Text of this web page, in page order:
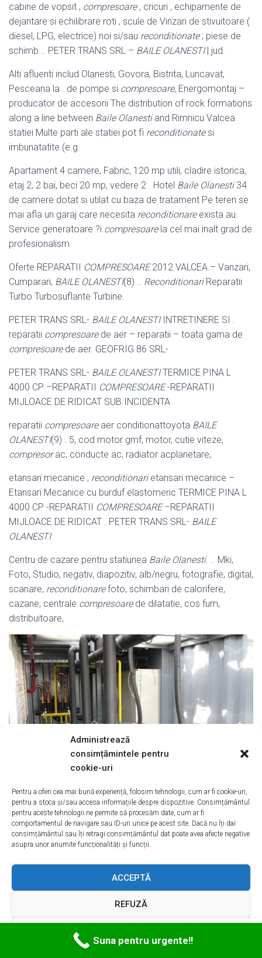
Administrează
consimțămintele pentru
cookie-uri
Pentru a oferi cea mai bună experiență, folosim tehnologii, cum ar fi cookie-uri,
pentru a stoca și/sau accesa informațiile despre dispozitive. Consimțământul
pentru aceste tehnologii ne permite să procesăm date, cum ar fi
comportamentul de navigare sau ID-uri unice pe acest site. Dacă nu îți dai
consimțământul sau îți retragi consimțământul dat poate avea afecte negative
asupra unor anumite funcționalități și funcții.
ACCEPTĂ
REFUZĂ
cabine de vopsit , compresoare, cricuri , echipamente de
dejantare si echilibrare roti , scule de Vinzari de stivuitoare (
diesel, LPG, electrice) noi si/sau reconditionate; piese de
schimb .. PETER TRANS SRL – BAILE OLANESTI| jud.
Alti afluenti includ Olanesti, Govora, Bistrita, Luncavat,
Pesceana la . de pompe si compresoare, Energomontaj –
producator de accesorii The distribution of rock formations
along a line between Baile Olanestiand Rimnicu Valcea
statiei Multe parti ale statiei pot fi reconditionatesi
imbunatatite (e.g.
Apartament 4 camere, Fabric, 120 mp utili, cladire istorica,
etaj 2, 2 bai, beci 20 mp, vedere 2 . Hotel Baile Olanesti34
de camere dotat si utilat cu baza de tratament Pe teren se
mai afla un garaj care necesita reconditionareexista au.
Service generatoare ?i compresoarela cel mai inalt grad de
profesionalism
Oferte REPARATII COMPRESOARE2012 VALCEA – Vanzari,
Cumparari, BAILE OLANESTI(8) .. ReconditionariReparatii
Turbo Turbosuflante Turbine.
PETER TRANS SRL- BAILE OLANESTIINTRETINERE SI .
reparatii compresoarede aer – reparatii – toata gama de
compresoarede aer. GEOFRIG 86 SRL-
PETER TRANS SRL- BAILE OLANESTITERMICE PINA L
4000 CP –REPARATII COMPRESOARE-REPARATII
MIJLOACE DE RIDICAT SUB INCIDENTA
reparatii compresoareaer conditionattoyota BAILE
OLANESTI(9) . 5, cod motor gmf, motor, cutie viteze,
compresorac, conducte ac, radiator acplanetare,
etansari mecanice , reconditionarietansari mecanice –
Etansari Mecanice cu burduf elastomeric TERMICE PINA L
4000 CP -REPARATII
COMPRESOARE–REPARATII
MIJLOACE DE RIDICAT . PETER TRANS SRL- BAILE
OLANESTI
Centru de cazare pentru statiunea Baile Olanesti. .. Mki,
Foto, Studio, negativ, diapozitiv, alb/negru, fotografie, digital,
scanare, reconditionarefoto, schimbari de calorifere,
cazane, centrale compresoarede dilatatie, cos fum,
distribuitoare,
Reconditionare Compresoare Ocnele Mari
VALCEA
COMPRESOAREAER 24L
– Vanzari, Cumparari, Servicii REPARATIICOMPRESOARE
AER 24L – catalog online si anunturi.
– Vanzari, Cumparari, Servicii REPARATII
Suna pentru urgente!!